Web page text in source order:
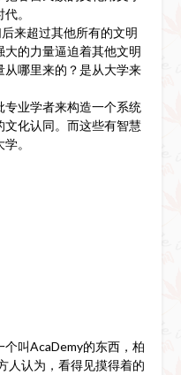
。
来超过其他所有的文明
的力量逼迫着其他文明
哪里来的？是从大学来
业学者来构造一个系统
化认同。而这些有智慧
。
叫AcaDemy的东西，柏
人认为，看得见摸得着的